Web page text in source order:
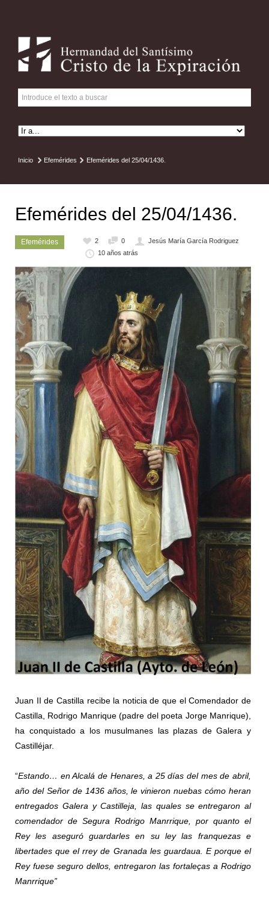
Inicio Efemérides Efemérides del 25/04/1436.
Efemérides del 25/04/1436.
Efemérides 2 0
Jesús María García Rodriguez
10 años atrás
Juan II de Castilla recibe la noticia de que el Comendador de
Castilla, Rodrigo Manrique (padre del poeta Jorge Manrique),
ha conquistado a los musulmanes las plazas de Galera y
Castilléjar.
“Estando… en Alcalá de Henares, a 25 días del mes de abril,
año del Señor de 1436 años, le vinieron nuebas cómo heran
entregados Galera y Castilleja, las quales se entregaron al
comendador de Segura Rodrigo Manrrique, por quanto el
Rey les aseguró guardarles en su ley las franquezas e
libertades que el rrey de Granada les guardaua. E porque el
Rey fuese seguro dellos, entregaron las fortaleças a Rodrigo
Manrrique”